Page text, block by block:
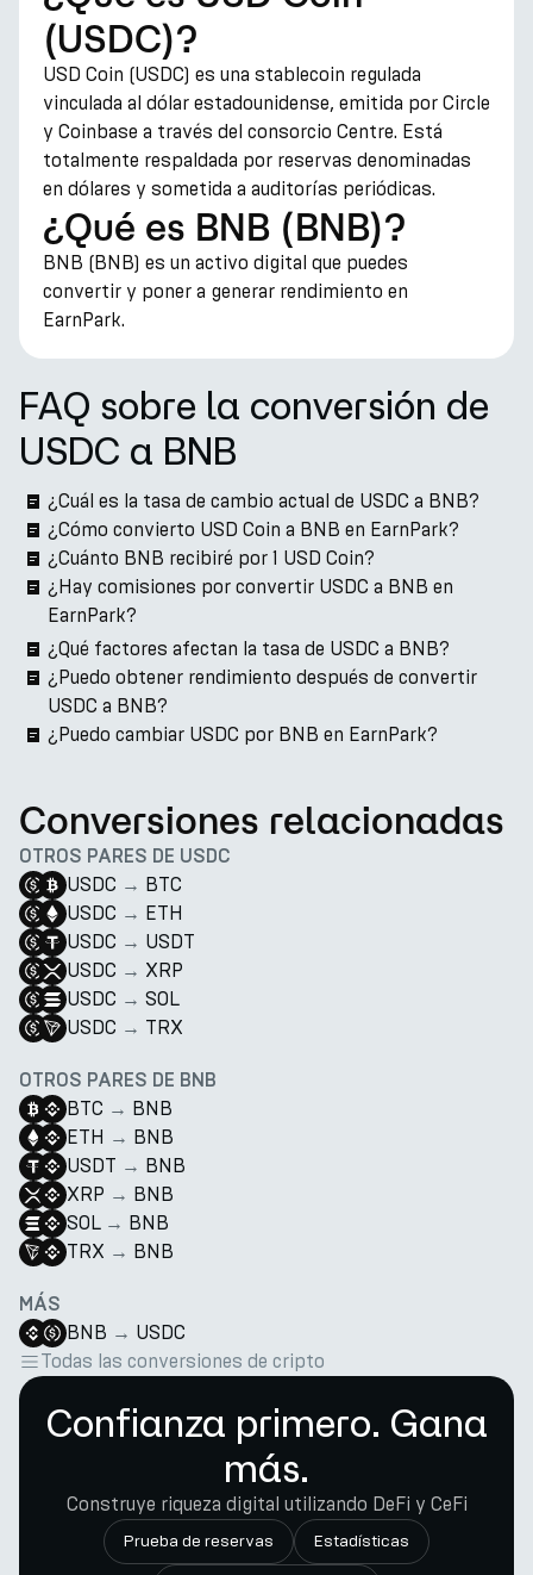
(USDC)?
USD Coin (USDC) es una stablecoin regulada
vinculada al dólar estadounidense, emitida por Circle
y Coinbase a través del consorcio Centre. Está
totalmente respaldada por reservas denominadas
en dólares y sometida a auditorías periódicas.
¿Qué es BNB (BNB)?
BNB (BNB) es un activo digital que puedes
convertir y poner a generar rendimiento en
EarnPark.
FAQ sobre la conversión de
USDC a BNB
¿Cuál es la tasa de cambio actual de USDC a BNB?
¿Cómo convierto USD Coin a BNB en EarnPark?
¿Cuánto BNB recibiré por 1 USD Coin?
¿Hay comisiones por convertir USDC a BNB en
EarnPark?
¿Qué factores afectan la tasa de USDC a BNB?
¿Puedo obtener rendimiento después de convertir
USDC a BNB?
¿Puedo cambiar USDC por BNB en EarnPark?
Conversiones relacionadas
OTROS PARES DE USDC
USDC → BTC
USDC → ETH
USDC → USDT
USDC → XRP
USDC → SOL
USDC → TRX
OTROS PARES DE BNB
BTC → BNB
ETH → BNB
USDT → BNB
XRP → BNB
SOL → BNB
TRX → BNB
MÁS
BNB → USDC
Todas las conversiones de cripto
Confianza primero. Gana
más.
Construye riqueza digital utilizando DeFi y CeFi
Prueba de reservas Estadísticas